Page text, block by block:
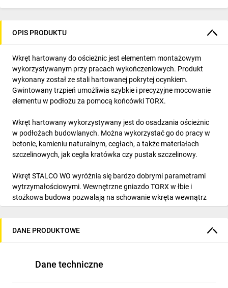
OPIS PRODUKTU
Wkręt hartowany do ościeżnic jest elementem montażowym
wykorzystywanym przy pracach wykończeniowych. Produkt
wykonany został ze stali hartowanej pokrytej ocynkiem.
Gwintowany trzpień umożliwia szybkie i precyzyjne mocowanie
elementu w podłożu za pomocą końcówki TORX.
Wkręt hartowany wykorzystywany jest do osadzania ościeżnic
w podłożach budowlanych. Można wykorzystać go do pracy w
betonie, kamieniu naturalnym, cegłach, a także materiałach
szczelinowych, jak cegła kratówka czy pustak szczelinowy.
Wkręt STALCO WO wyróżnia się bardzo dobrymi parametrami
wytrzymałościowymi. Wewnętrzne gniazdo TORX w łbie i
stożkowa budowa pozwalają na schowanie wkręta wewnątrz
ościeżnicy. Element montażowy jest oferowany w wielu
wymiarów ościeżnic.
wkręt wykonany z wysokiej jakości stali dodatkowo
DANE PRODUKTOWE
Dane techniczne